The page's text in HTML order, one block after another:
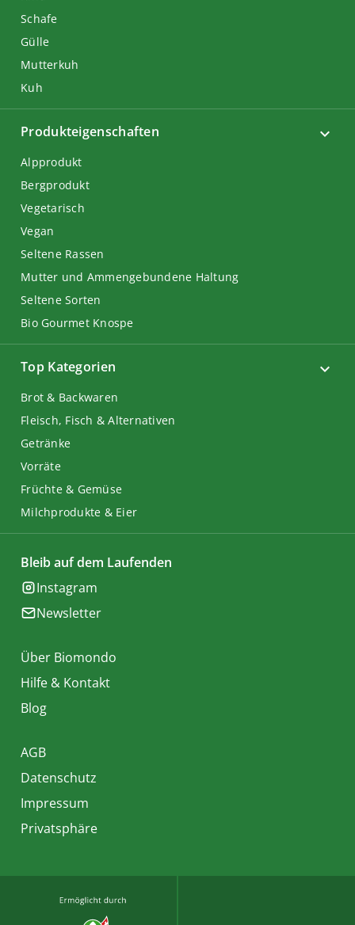
Schafe
Gülle
Mutterkuh
Kuh
Top Kategorien
Brot & Backwaren
Fleisch, Fisch & Alternativen
Getränke
Vorräte
Früchte & Gemüse
Milchprodukte & Eier
Produkteigenschaften
Alpprodukt
Bergprodukt
Vegetarisch
Vegan
Seltene Rassen
Mutter und Ammengebundene Haltung
Seltene Sorten
Bio Gourmet Knospe
Bleib auf dem Laufenden
Instagram
Newsletter
Über Biomondo
Hilfe & Kontakt
Blog
AGB
Datenschutz
Impressum
Privatsphäre